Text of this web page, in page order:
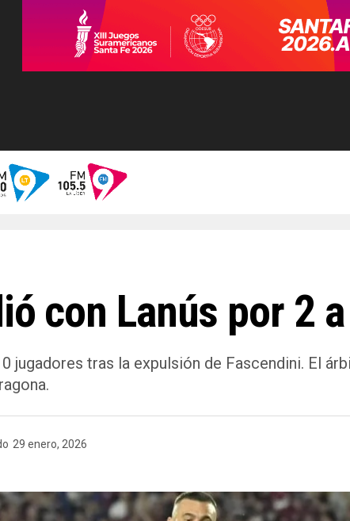
con Lanús por 2
jugadores tras la expulsión de Fascendini. El
29 enero, 2026